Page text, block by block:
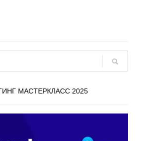
МАСТЕРКЛАСС 2025